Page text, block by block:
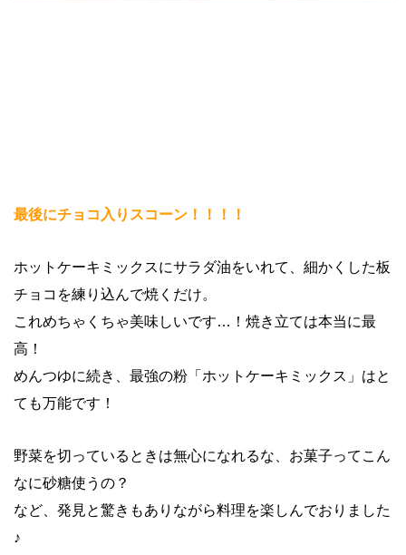
最後にチョコ入りスコーン！！！！
ホットケーキミックスにサラダ油をいれて、細かくした板
チョコを練り込んで焼くだけ。
これめちゃくちゃ美味しいです…！焼き立ては本当に最
高！
めんつゆに続き、最強の粉「ホットケーキミックス」はと
ても万能です！
野菜を切っているときは無心になれるな、お菓子ってこん
なに砂糖使うの？
など、発見と驚きもありながら料理を楽しんでおりました
♪